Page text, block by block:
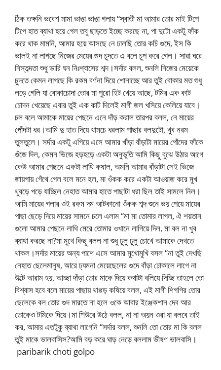
ঠিক তক্ষনি ভবেশ মামা ভাঙা ভাঙা গলায় “স্বাতী মা আমার তোর মাই টিপে
টিপে হাত ব্যাথা হয়ে গেল তবু ছাড়তে ইচ্ছে করছে না, পা দুটো একটু ফাঁক
করে থাক মামনি, আমার হয়ে আসছে নে ঢালছি তোর কচি গুদে, ইস কি
ভালই না লাগছে নিজের মেয়ের গুদ চুদতে এ বলে চুপ করে গেল। সারা ঘরে
নিস্তব্দতা শুধু ভারি ঘন নিঃশ্বাসের শব্দ।সর্দার বলল, শুনলি নিজের মেয়েকে
চুদতে কেমন লাগছে কি রকম বর্ণনা দিয়ে শোনাচ্ছে আর তুই বোকার মত শুধু
লড়ে গেলি যা বোকাচোদা তোর মা পুরো হিট খেয়ে আছে, টমির এক কাট
চোদন খেয়েছে এবার তুই এক কাট দিলেই মাগী জল খসিয়ে কেলিয়ে যাবে।
চল বলে আমাকে মায়ের পেছনে এনে দাঁড় করাল তারপর বলল, নে মায়ের
পোঁদটা ধর।আমি দু হাত দিয়ে খামচে ধরলাম পাছার বলদুটো, খুব নরম
তুলতুলে। সর্দার একটু এগিয়ে এসে আমার খাঁড়া বাঁড়াটা মায়ের পোঁদের ফাঁকে
গুঁজে দিল, কেমন ভিজে হড়হড়ে একটা অনুভুতি আমি কিছু বুঝে উঠার আগে
কেউ আমার পেছনে একটা লাথি কষাল, অমনি আমার বাঁড়াটা সেই ভিজে
জায়গায় গেঁথে গেল বলে মনে হল, মা ওঁকক করে একটা আওয়াজ করে মুখ
থুবড়ে পড়ে যাচ্ছিল নেহাত আমার হাতে পাছাটা ধরা ছিল তাই সামলে নিল।
আমি মায়ের গলার ওই রকম দম আটকানো ওঁকক শব্দ শুনে ভয় পেয়ে মায়ের
পাছা ছেড়ে দিয়ে মায়ের সামনে চলে এলাম “মা মা তোমার লাগল, ঐ শয়তান
গুলো আমার পেছনে লাথি মেরে তোমার ওখানে লাগিয়ে দিল, মা বল না খুব
ব্যাথা করছে না?মা মুখে কিছু বলল না শুধু ঢুলু ঢুলু চোখে আমাকে দেখতে
থাকল।সর্দার মায়ের অন্য পাশে এসে আমার মুখোমুখি বসল “না তুই দেখছি
নেহাত ছেলেমানুষ, আরে ঢ্যমনা মেয়েছেলের গুদে বাঁড়া ঢোকালে লাগে না
উল্টে আরাম হয়, আচ্ছা দাঁড়া তোর মাকে দিয়ে কথাটা বলিয়ে দিচ্ছি তাহলে তো
বিশ্বাস হবে বলে মায়ের পাছায় থাপ্পড় কষিয়ে বলল, এই মাগী শিগগির তোর
ছেলেকে বল তোর গুদ মারতে না হলে ওকে আবার ইঞ্জেকশান দেব আর
তোকেও টমিকে দিয়ে।মা শিউরে উঠে বলল, না না অয়ন ওরা যা বলবে তাই
কর, আমার এতটুকু ব্যাথা লাগেনি “সর্দার বলল, শুনলি তো তোর মা কি বলল
তুই মাকে ভালবাসিস?আমি বড় করে ঘাড় নেড়ে বললাম ভীষণ ভালবাসি।
paribarik choti golpo